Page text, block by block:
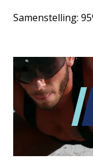
Samenstelling: